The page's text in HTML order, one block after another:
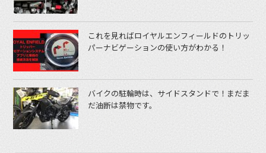
これを見ればロイヤルエンフィールドのトリッ
パーナビゲーションの使い方がわかる！
バイクの駐輪時は、サイドスタンドで！まだま
だ油断は禁物です。